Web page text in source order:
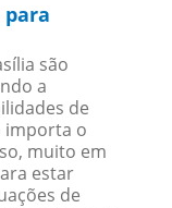
para
são
a
de
importa o
muito em
estar
de